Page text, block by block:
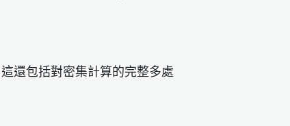
還包括對密集計算的完整多處